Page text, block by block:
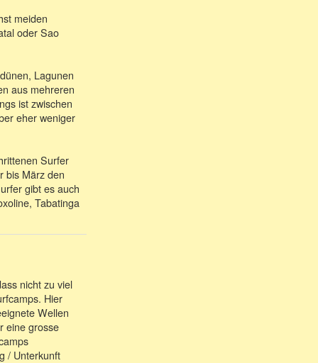
meiden
oder Sao
Lagunen
aus mehreren
ist zwischen
eher weniger
Surfer
bis März den
gibt es auch
Tabatinga
nicht zu viel
Hier
Wellen
eine grosse
/ Unterkunft